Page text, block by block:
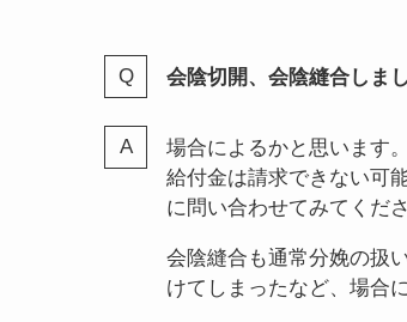
あくまで以下は参考だというこ
妊娠高血圧症で入院。入
的での入院であれば原則
す。